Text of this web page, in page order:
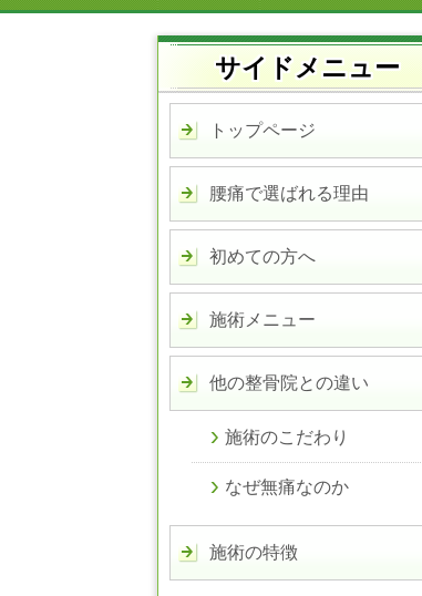
サイドメニュー
トップページ
腰痛で選ばれる理由
初めての方へ
施術メニュー
他の整骨院との違い
施術のこだわり
なぜ無痛なのか
施術の特徴